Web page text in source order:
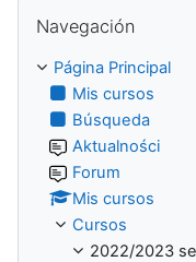
Navegación
Página Principal
Mis cursos
Búsqueda
Aktualności
Forum
Mis cursos
Cursos
2022/2023